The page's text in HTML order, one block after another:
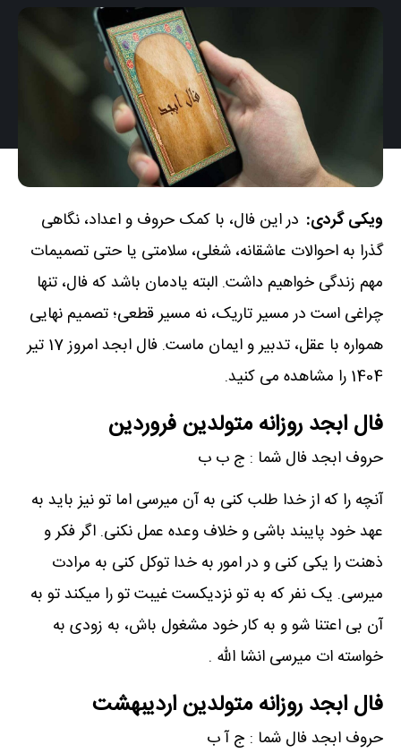
ویکی گردی: در این فال، با کمک حروف و اعداد، نگاهی
گذرا به احوالات عاشقانه، شغلی، سلامتی یا حتی تصمیمات
مهم زندگی خواهیم داشت. البته یادمان باشد که فال، تنها
چراغی است در مسیر تاریک، نه مسیر قطعی؛ تصمیم نهایی
همواره با عقل، تدبیر و ایمان ماست. فال ابجد امروز 17 تیر
1404 را مشاهده می کنید.
فال ابجد روزانه متولدین فروردین
حروف ابجد فال شما : ج ب ب
آنچه را که از خدا طلب کنی به آن میرسی اما تو نیز باید به
عهد خود پایبند باشی و خلاف وعده عمل نکنی. اگر فکر و
ذهنت را یکی کنی و در امور به خدا توکل کنی به مرادت
میرسی. یک نفر که به تو نزدیکست غیبت تو را میکند تو به
آن بی اعتنا شو و به کار خود مشغول باش، به زودی به
خواسته ات میرسی انشا الله .
فال ابجد روزانه متولدین اردیبهشت
حروف ابجد فال شما : ج آ ب